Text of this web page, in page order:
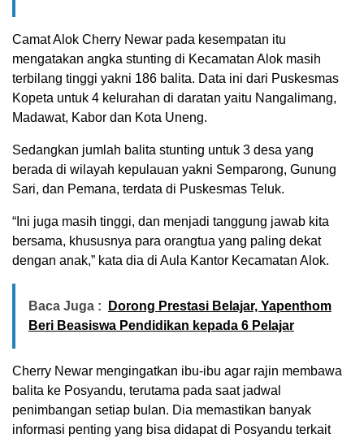
Camat Alok Cherry Newar pada kesempatan itu
mengatakan angka stunting di Kecamatan Alok masih
terbilang tinggi yakni 186 balita. Data ini dari Puskesmas
Kopeta untuk 4 kelurahan di daratan yaitu Nangalimang,
Madawat, Kabor dan Kota Uneng.
Sedangkan jumlah balita stunting untuk 3 desa yang
berada di wilayah kepulauan yakni Semparong, Gunung
Sari, dan Pemana, terdata di Puskesmas Teluk.
“Ini juga masih tinggi, dan menjadi tanggung jawab kita
bersama, khususnya para orangtua yang paling dekat
dengan anak,” kata dia di Aula Kantor Kecamatan Alok.
Baca Juga :
Dorong Prestasi Belajar, Yapenthom
Beri Beasiswa Pendidikan kepada 6 Pelajar
Cherry Newar mengingatkan ibu-ibu agar rajin membawa
balita ke Posyandu, terutama pada saat jadwal
penimbangan setiap bulan. Dia memastikan banyak
informasi penting yang bisa didapat di Posyandu terkait